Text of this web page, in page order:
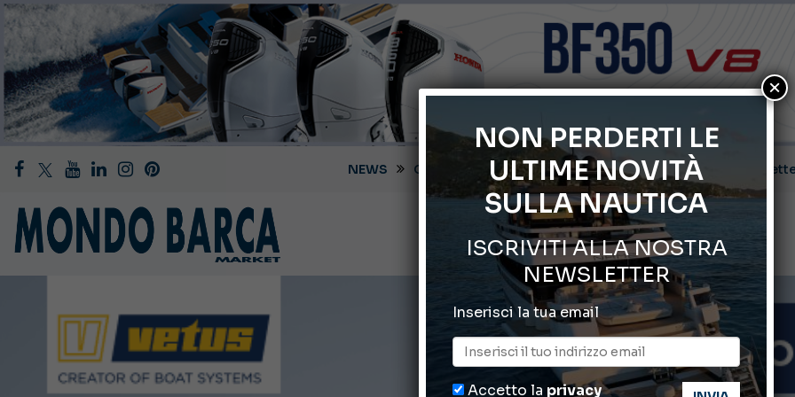
Montecristo Yachting, l’orologio per il diportista
Gommoni Callegari acquisisce Geniuss
66° Salone Nautico Internazionale di Genova
ABOFA 2026: la fiera del mare ad Aqaba
Cannes Yachting Festival 2026: tutte le novità attese a
NON PERDERTI LE
ULTIME NOVITÀ
SULLA NAUTICA
ISCRIVITI ALLA NOSTRA
NEWSLETTER
Inserisci la tua email
Accetto la privacy
×